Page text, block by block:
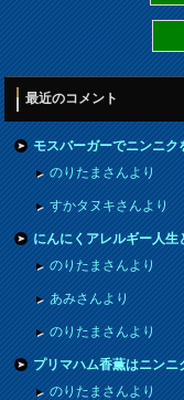
最近のコメント
モスバーガーでニンニ
のりたまさんより
すかタヌキさんより
にんにくアレルギー人
のりたまさんより
あみさんより
のりたまさんより
プリマハム香薫はニン
のりたまさんより